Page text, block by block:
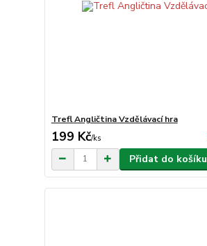
Trefl Angličtina Vzdělávací hra
199 Kč/ks
Přidat do košíku